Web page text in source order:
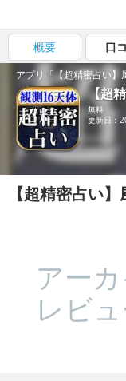
概要 口
アプリ「【超精密占い】
【超
無料
更新日：
【超精密占い
アー
レビ